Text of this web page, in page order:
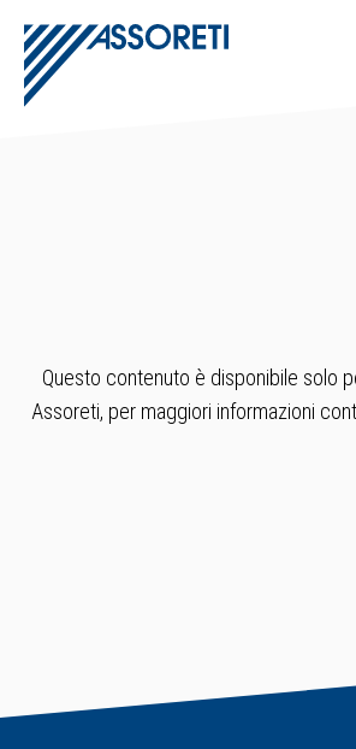
Questo contenuto è disponibile solo
Assoreti, per maggiori informazioni